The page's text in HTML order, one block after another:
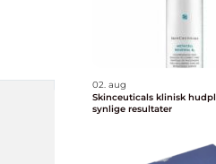
02. aug
Skinceuticals klinisk hudpleie for
synlige resultater